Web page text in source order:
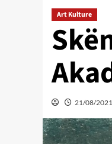
Art Kulture
21/08/2021